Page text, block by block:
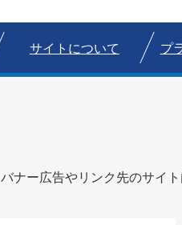
サイトについて プ
バナー広告やリンク先のサイ